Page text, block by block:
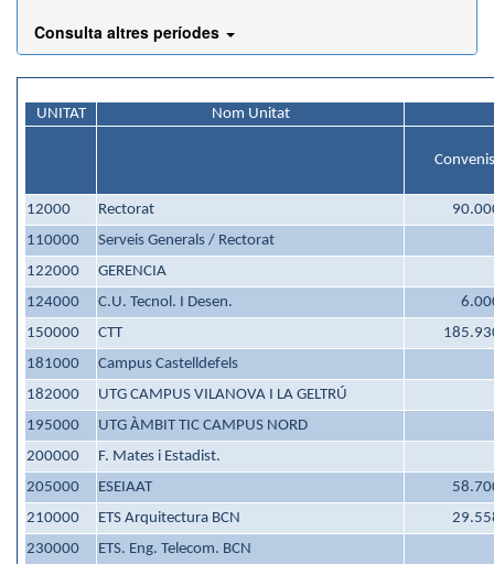
Consulta altres períodes
UNITAT Nom Unitat
Convenis
12000 Rectorat
110000
Serveis Generals / Rectorat
122000
GERENCIA
124000
C.U. Tecnol. I Desen.
150000
CTT
181000
Campus Castelldefels
182000
UTG CAMPUS VILANOVA I LA GELTRÚ
195000
UTG ÀMBIT TIC CAMPUS NORD
200000
F. Mates i Estadist.
205000
ESEIAAT
210000
ETS Arquitectura BCN
230000
ETS. Eng. Telecom. BCN